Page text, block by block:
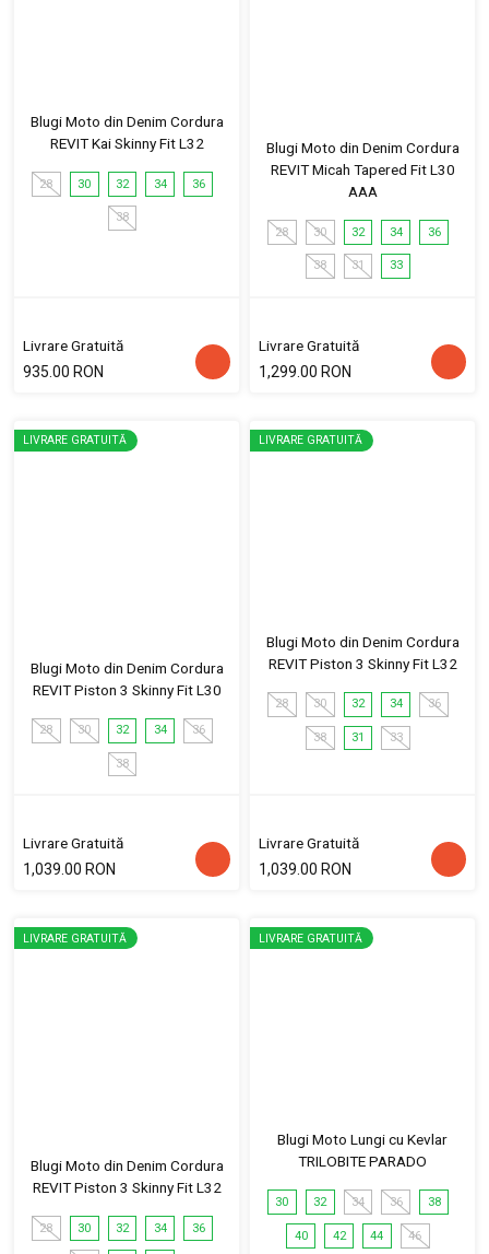
Blugi Moto din Denim Cordura
REVIT Kai Skinny Fit L32
28 30 32 34 36
38
Livrare Gratuită
935.00 RON
Blugi Moto din Denim Cordura
REVIT Micah Tapered Fit L30
AAA
28 30 32 34 36
38 31 33
Livrare Gratuită
1,299.00 RON
LIVRARE GRATUITĂ
Blugi Moto din Denim Cordura
REVIT Piston 3 Skinny Fit L30
28 30 32 34 36
38
Livrare Gratuită
1,039.00 RON
LIVRARE GRATUITĂ
Blugi Moto din Denim Cordura
REVIT Piston 3 Skinny Fit L32
28 30 32 34 36
38 31 33
Livrare Gratuită
1,039.00 RON
LIVRARE GRATUITĂ
Blugi Moto din Denim Cordura
REVIT Piston 3 Skinny Fit L32
28 30 32 34 36
LIVRARE GRATUITĂ
Blugi Moto Lungi cu Kevlar
TRILOBITE PARADO
30 32 34 36 38
40 42 44 46